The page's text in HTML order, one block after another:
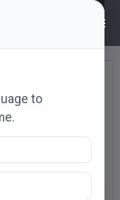
to
и лозинка за да се